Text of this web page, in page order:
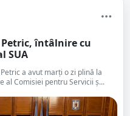
întâlnire cu
SUA
a avut marți o zi plină la
al Comisiei pentru Servicii ș...